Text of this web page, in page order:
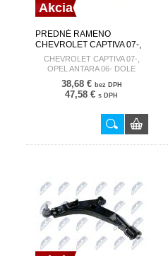
Akcia
PREDNÉ RAMENO
CHEVROLET CAPTIVA 07-,
OPEL ANTARA 06- DOLE
VĽAVO 4806300 ZWD-DW-
CHEVROLET CAPTIVA 07-,
OPEL ANTARA 06- DOLE
VĽAVO
38,68 € bez DPH
47,58 € s DPH